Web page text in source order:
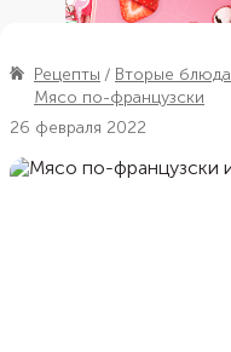
Рецепты Вторые блюда
Мясо по-французски
26 февраля 2022